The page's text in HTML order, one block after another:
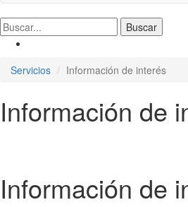
Servicios Información de interés
Información de
Información de